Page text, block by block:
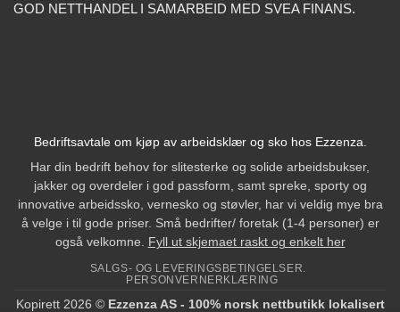
GOD NETTHANDEL I SAMARBEID MED SVEA FINANS.
Bedriftsavtale om kjøp av arbeidsklær og sko hos Ezzenza.
Har din bedrift behov for slitesterke og solide arbeidsbukser,
jakker og overdeler i god passform, samt spreke, sporty og
innovative arbeidssko, vernesko og støvler, har vi veldig mye bra
å velge i til gode priser. Små bedrifter/ foretak (1-4 personer) er
også velkomne. Fyll ut skjemaet raskt og enkelt her
SALGS- OG LEVERINGSBETINGELSER.
PERSONVERNERKLÆRING
Kopirett 2026 © Ezzenza AS - 100% norsk nettbutikk lokalisert